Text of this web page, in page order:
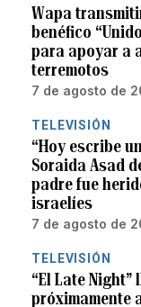
Wapa
benéfico
para apoyar a
terremotos
7 de agosto de
TELEVISIÓN
“Hoy escribe
Soraida Asad
padre fue
israelíes
7 de agosto de
TELEVISIÓN
“El Late Night”
próximamente